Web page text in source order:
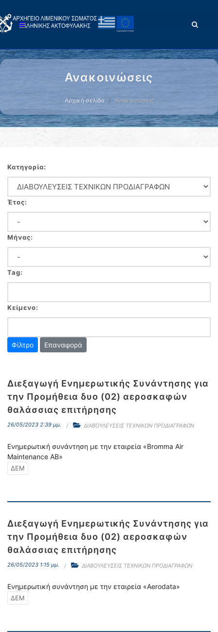
Ανακοινώσεις
Αρχική σελίδα Ανακοινώσεις
Κατηγορία:
Έτος:
Μήνας:
Tag:
Κείμενο:
Επαναφορά
Διεξαγωγή Ενημερωτικής Συνάντησης για
την Προμήθεια δυο (02) αεροσκαφών
θαλάσσιας επιτήρησης
26/05/2023 2:39 μμ. ΔΙΑΒΟΥΛΕΥΣΕΙΣ ΤΕΧΝΙΚΩΝ ΠΡΟΔΙΑΓΡΑΦΩΝ
Ενημερωτική συνάντηση με την εταιρεία «Bromma Air
Maintenance AB»
ΔΕΜ
Διεξαγωγή Ενημερωτικής Συνάντησης για
την Προμήθεια δυο (02) αεροσκαφών
θαλάσσιας επιτήρησης
26/05/2023 1:15 μμ. ΔΙΑΒΟΥΛΕΥΣΕΙΣ ΤΕΧΝΙΚΩΝ ΠΡΟΔΙΑΓΡΑΦΩΝ
Ενημερωτική συνάντηση με την εταιρεία «Aerodata»
ΔΕΜ